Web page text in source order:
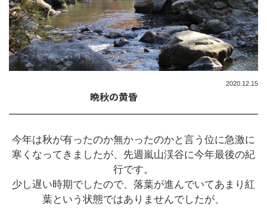
晩秋の黄昏
2020.12.15
今年は秋が有ったのか無かったのかと言う位に急激に
寒くなってきましたが、先週嵐山渓谷に今年最後の紀
行です。
少し遅い時期でしたので、落葉が進んでいてあまり紅
葉という状態ではありませんでしたが、